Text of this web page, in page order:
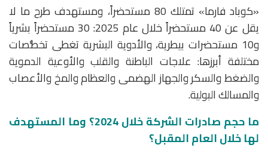
«كوباد فارما» تمتلك 80 مستحضراً، ومستهدف طرح ما لا
يقل عن 40 مستحضراً خلال عام 2025: 30 مستحضراً بشرياً
و10 مستحضرات بيطرية، والأدوية البشرية تغطى تخصُّصات
مختلفة أبرزها: علاجات الباطنة والقلب والأوعية الدموية
والضغط والسكر والجهاز الهضمى والعظام والمخ والأعصاب
والمسالك البولية.
ما حجم صادرات الشركة خلال 2024؟ وما المستهدف
لها خلال العام المقبل؟